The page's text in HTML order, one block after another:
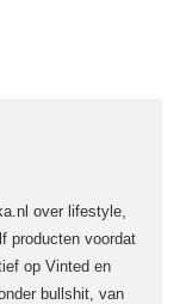
over lifestyle,
producten voordat
op Vinted en
bullshit, van